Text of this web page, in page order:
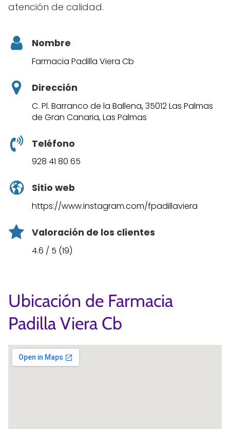
atención de calidad.
Nombre
Farmacia Padilla Viera Cb
Dirección
C. Pl. Barranco de la Ballena, 35012 Las Palmas
de Gran Canaria, Las Palmas
Teléfono
928 41 80 65
Sitio web
https://www.instagram.com/fpadillaviera
Valoración de los clientes
4.6 / 5 (19)
Ubicación de Farmacia
Padilla Viera Cb